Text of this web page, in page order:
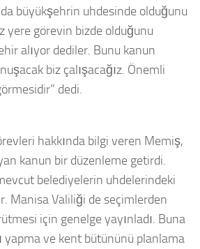
büyükşehrin uhdesinde olduğunu
yere görevin bizde olduğunu
alıyor dediler. Bunu kanun
biz çalışacağız. Önemli
dedi.
hakkında bilgi veren Memiş,
kanun bir düzenleme getirdi.
belediyelerin uhdelerindeki
Manisa Valiliği de seçimlerden
için genelge yayınladı. Buna
yapma ve kent bütününü planlama